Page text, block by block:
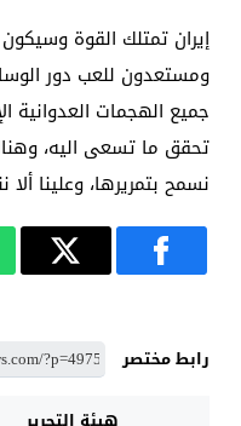
إيران تمتلك القوة
ومستعدون للعب دور
جميع الهجمات العدوانية
تحقق ما تسعى اليه،
نسمح بتمريرها، وعلينا
رابط مختصر